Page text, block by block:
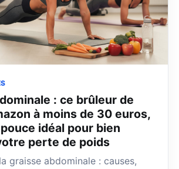
: ce brûleur de
à moins de 30 euros,
idéal pour bien
perte de poids
graisse abdominale : causes,